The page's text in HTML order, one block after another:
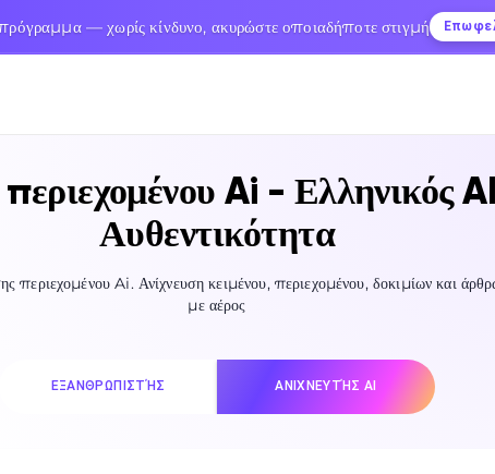
— χωρίς κίνδυνο, ακυρώστε οποιαδήποτε στιγμή
Ai - Ελληνικός
Αυθεντικότητα
περιεχομένου Ai. Ανίχνευση κειμένου, περιεχομένου, δοκιμίων και
με αέρος
ΕΞΑΝΘΡΩΠΙΣΤΉΣ ΑΝΙΧΝΕΥΤΉΣ AI